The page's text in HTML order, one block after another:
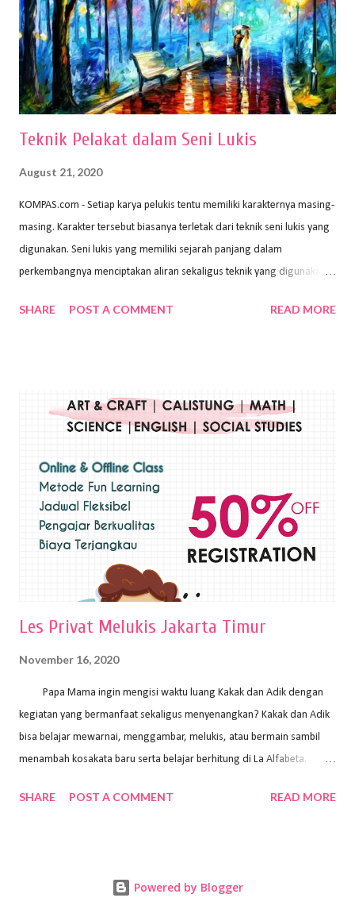
adalah tidak mudah sobek, mengingat menggambar merupakan
proses menggores dan menghapus. Kertas adalah bahan yang paling
ideal digunakan untuk menggambar. Dalam menggambar
menggunakan pen...
Teknik Pelakat dalam Seni Lukis
August 21, 2020
KOMPAS.com - Setiap karya pelukis tentu memiliki karakternya masing-
masing. Karakter tersebut biasanya terletak dari teknik seni lukis yang
digunakan. Seni lukis yang memiliki sejarah panjang dalam
perkembangnya menciptakan aliran sekaligus teknik yang digunakan.
Wayan Kun Adnyana, teknik yang berbeda tentunya akan
menggunakan bahan dasar cat air, cat akrilik, atau cat minyak dengan
sapuan warna cat yang tebal. Dengan memberikan sapuan warna
pelukis untuk menghasilkan lukisan yang mempesona dan tentunya
bernilai tinggi. Ciri teknik plakat Ciri-ciri teknik plakat, yaitu: Sapuan
warna yang kental dan tebal. Hasil lukisan menutupi seluruh bagian
medianya Mem...
SHARE POST A COMMENT READ MORE
Les Privat Melukis Jakarta Timur
November 16, 2020
Papa Mama ingin mengisi waktu luang Kakak dan Adik dengan
kegiatan yang bermanfaat sekaligus menyenangkan? Kakak dan Adik
bisa belajar mewarnai, menggambar, melukis, atau bermain sambil
menambah kosakata baru serta belajar berhitung di La Alfabeta.
kok untuk mengajar dengan metode yang fun, La Alfabeta
Alfabeta. ⁣⁣⁣⁣Ada pilihan online class maupun offline class lho! Cek
SHARE POST A COMMENT READ MORE
Powered by Blogger